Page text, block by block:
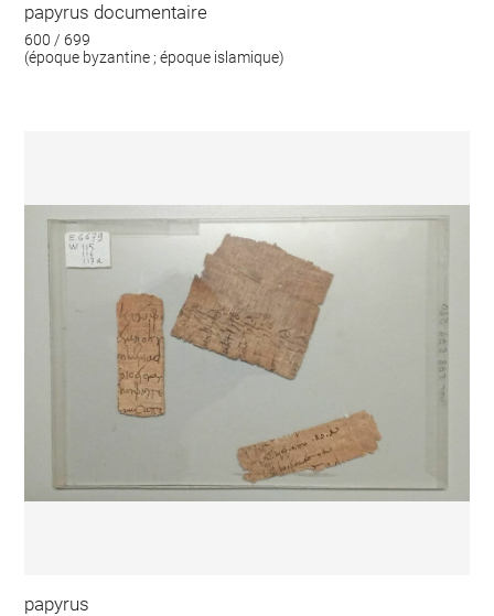
papyrus documentaire
600 / 699
(époque byzantine ; époque islamique)
papyrus